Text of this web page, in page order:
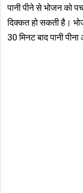
पानी पीने से भोजन को
दिक्कत हो सकती है।
30 मिनट बाद पानी